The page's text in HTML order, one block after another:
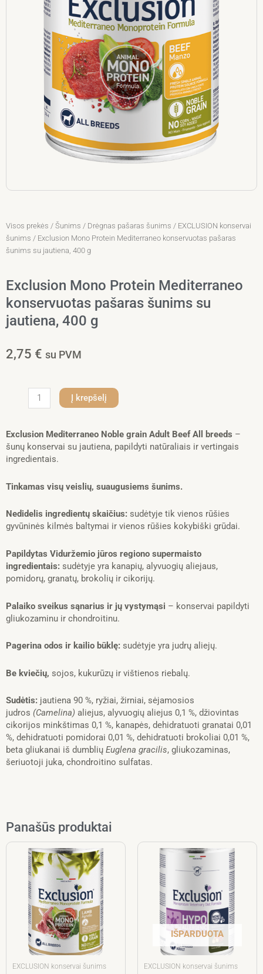
Visos prekės / Šunims / Drėgnas pašaras šunims / EXCLUSION konservai
šunims / Exclusion Mono Protein Mediterraneo konservuotas pašaras
šunims su jautiena, 400 g
Exclusion Mono Protein Mediterraneo
konservuotas pašaras šunims su
jautiena, 400 g
2,75 € su PVM
produkto
Mono
Protein
Mediterraneo
konservuotas
šunims
jautiena,
400
Į krepšelį
Exclusion Mediterraneo Noble grain Adult Beef All breeds –
šunų konservai su jautiena, papildyti natūraliais ir vertingais
ingredientais.
Tinkamas visų veislių, suaugusiems šunims.
Nedidelis ingredientų skaičius: sudėtyje tik vienos rūšies
gyvūninės kilmės baltymai ir vienos rūšies kokybiški grūdai.
Papildytas Viduržemio jūros regiono supermaisto
ingredientais: sudėtyje yra kanapių, alyvuogių aliejaus,
pomidorų, granatų, brokolių ir cikorijų.
Palaiko sveikus sąnarius ir jų vystymąsi – konservai papildyti
gliukozaminu ir chondroitinu.
Pagerina odos ir kailio būklę: sudėtyje yra judrų aliejų.
Be kviečių, sojos, kukurūzų ir vištienos riebalų.
Sudėtis: jautiena 90 %, ryžiai, žirniai, sėjamosios
judros (Camelina) aliejus, alyvuogių aliejus 0,1 %, džiovintas
cikorijos minkštimas 0,1 %, kanapės, dehidratuoti granatai 0,01
%, dehidratuoti pomidorai 0,01 %, dehidratuoti brokoliai 0,01 %,
beta gliukanai iš dumblių Euglena gracilis, gliukozaminas,
šeriuotoji juka, chondroitino sulfatas.
Panašūs produktai
EXCLUSION konservai šunims
IŠPARDUOTA
EXCLUSION konservai šunims